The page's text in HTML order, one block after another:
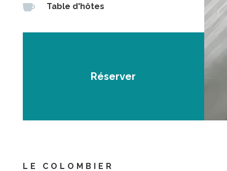
 Table d'hôtes
Réserver
LE COLOMBIER